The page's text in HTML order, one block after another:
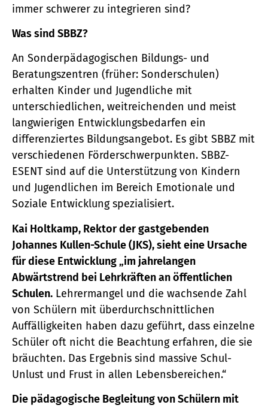
immer schwerer zu integrieren sind?
Was sind SBBZ?
An Sonderpädagogischen Bildungs- und
Beratungszentren (früher: Sonderschulen)
erhalten Kinder und Jugendliche mit
unterschiedlichen, weitreichenden und meist
langwierigen Entwicklungsbedarfen ein
differenziertes Bildungsangebot. Es gibt SBBZ mit
verschiedenen Förderschwerpunkten. SBBZ-
ESENT sind auf die Unterstützung von Kindern
und Jugendlichen im Bereich Emotionale und
Soziale Entwicklung spezialisiert.
Kai Holtkamp, Rektor der gastgebenden
Johannes Kullen-Schule (JKS), sieht eine Ursache
für diese Entwicklung „im jahrelangen
Abwärtstrend bei Lehrkräften an öffentlichen
Schulen. Lehrermangel und die wachsende Zahl
von Schülern mit überdurchschnittlichen
Auffälligkeiten haben dazu geführt, dass einzelne
Schüler oft nicht die Beachtung erfahren, die sie
bräuchten. Das Ergebnis sind massive Schul-
Unlust und Frust in allen Lebensbereichen.“
Die pädagogische Begleitung von Schülern mit